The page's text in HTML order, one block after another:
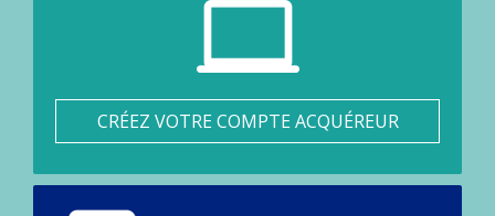
CRÉEZ VOTRE COMPTE ACQUÉREUR